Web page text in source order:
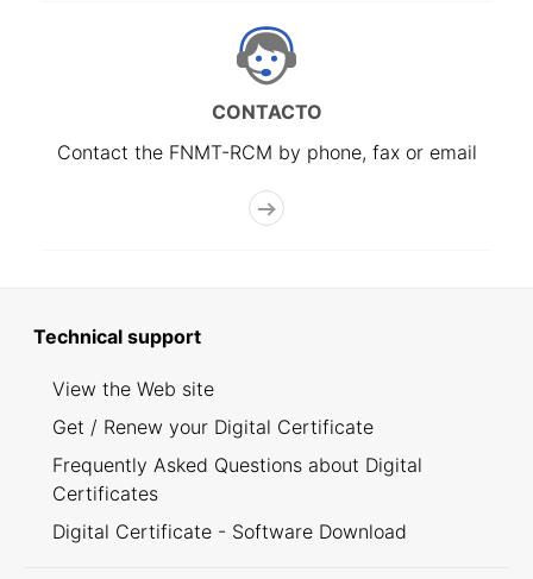
CONTACTO
Contact the FNMT-RCM by phone, fax or email
Technical support
View the Web site
Get / Renew your Digital Certificate
Frequently Asked Questions about Digital
Certificates
Digital Certificate - Software Download